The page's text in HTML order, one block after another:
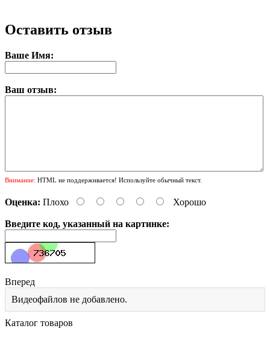
Оставить отзыв
Ваше Имя:
Ваш отзыв:
Внимание: HTML не поддерживается! Используйте обычный текст.
Оценка: Плохо Хорошо
Введите код, указанный на картинке:
Вперед
Видеофайлов не добавлено.
Каталог товаров